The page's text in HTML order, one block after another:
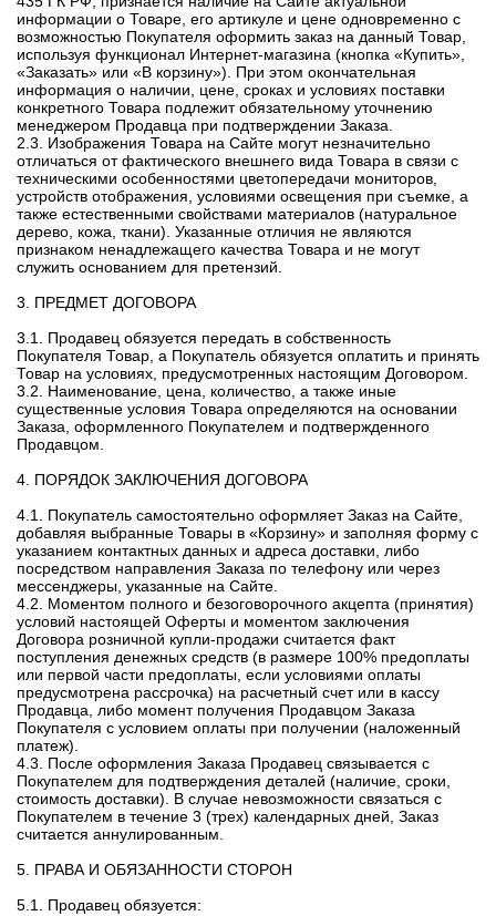
информации о Товаре, его артикуле и цене одновременно с
возможностью Покупателя оформить заказ на данный Товар,
используя функционал Интернет-магазина (кнопка «Купить»,
«Заказать» или «В корзину»). При этом окончательная
информация о наличии, цене, сроках и условиях поставки
конкретного Товара подлежит обязательному уточнению
менеджером Продавца при подтверждении Заказа.
2.3. Изображения Товара на Сайте могут незначительно
отличаться от фактического внешнего вида Товара в связи с
техническими особенностями цветопередачи мониторов,
устройств отображения, условиями освещения при съемке, а
также естественными свойствами материалов (натуральное
дерево, кожа, ткани). Указанные отличия не являются
признаком ненадлежащего качества Товара и не могут
служить основанием для претензий.
3. ПРЕДМЕТ ДОГОВОРА
3.1. Продавец обязуется передать в собственность
Покупателя Товар, а Покупатель обязуется оплатить и принять
Товар на условиях, предусмотренных настоящим Договором.
3.2. Наименование, цена, количество, а также иные
существенные условия Товара определяются на основании
Заказа, оформленного Покупателем и подтвержденного
Продавцом.
4. ПОРЯДОК ЗАКЛЮЧЕНИЯ ДОГОВОРА
4.1. Покупатель самостоятельно оформляет Заказ на Сайте,
добавляя выбранные Товары в «Корзину» и заполняя форму с
указанием контактных данных и адреса доставки, либо
посредством направления Заказа по телефону или через
мессенджеры, указанные на Сайте.
4.2. Моментом полного и безоговорочного акцепта (принятия)
условий настоящей Оферты и моментом заключения
Договора розничной купли-продажи считается факт
поступления денежных средств (в размере 100% предоплаты
или первой части предоплаты, если условиями оплаты
предусмотрена рассрочка) на расчетный счет или в кассу
Продавца, либо момент получения Продавцом Заказа
Покупателя с условием оплаты при получении (наложенный
платеж).
4.3. После оформления Заказа Продавец связывается с
Покупателем для подтверждения деталей (наличие, сроки,
стоимость доставки). В случае невозможности связаться с
Покупателем в течение 3 (трех) календарных дней, Заказ
считается аннулированным.
5. ПРАВА И ОБЯЗАННОСТИ СТОРОН
5.1. Продавец обязуется: